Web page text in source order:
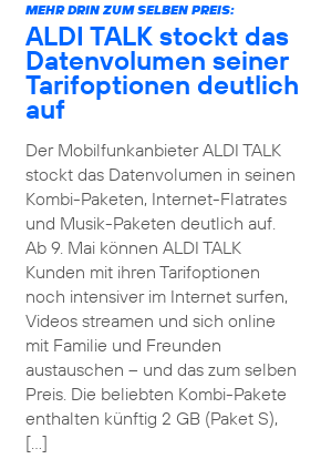
MEHR DRIN ZUM SELBEN PREIS:
ALDI TALK stockt das
Datenvolumen seiner
Tarifoptionen deutlich
auf
Der Mobilfunkanbieter ALDI TALK
stockt das Datenvolumen in seinen
Kombi-Paketen, Internet-Flatrates
und Musik-Paketen deutlich auf.
Ab 9. Mai können ALDI TALK
Kunden mit ihren Tarifoptionen
noch intensiver im Internet surfen,
Videos streamen und sich online
mit Familie und Freunden
austauschen – und das zum selben
Preis. Die beliebten Kombi-Pakete
enthalten künftig 2 GB (Paket S),
[…]